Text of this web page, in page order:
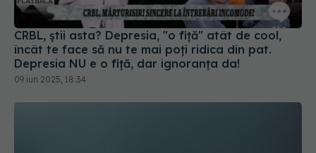
CRBL, știi asta? Depresia, "o fiță" atât de cool,
încât te face să nu te mai poți ridica din pat.
Depresia NU e o fiță, dar ignoranța da!
09 iun 2025, 18:34